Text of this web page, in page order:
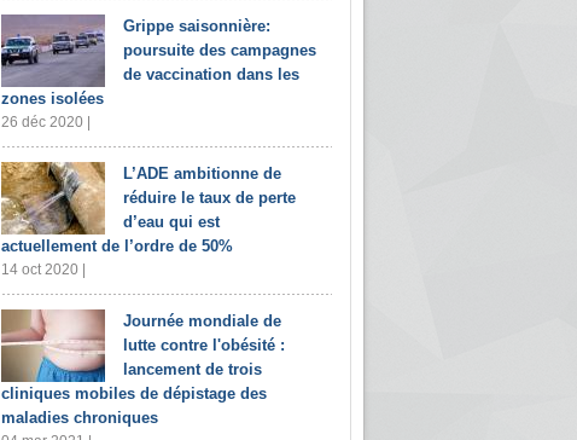
Grippe saisonnière:
poursuite des campagnes
de vaccination dans les
zones isolées
26 déc 2020 |
L’ADE ambitionne de
réduire le taux de perte
d’eau qui est
actuellement de l’ordre de 50%
14 oct 2020 |
Journée mondiale de
lutte contre l'obésité :
lancement de trois
cliniques mobiles de dépistage des
maladies chroniques